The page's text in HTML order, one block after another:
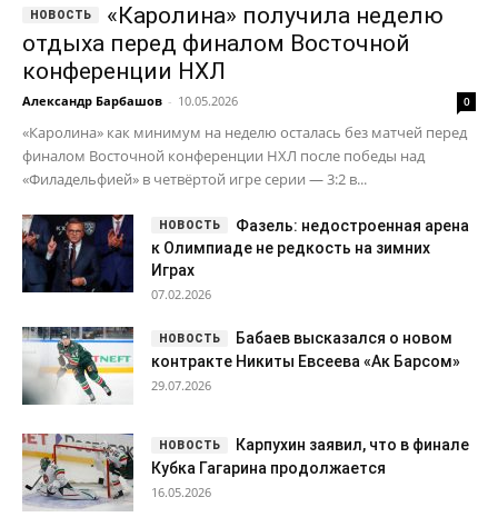
«Каролина» получила неделю
отдыха перед финалом Восточной
конференции НХЛ
Александр Барбашов - 10.05.2026 0
«Каролина» как минимум на неделю осталась без матчей перед
финалом Восточной конференции НХЛ после победы над
«Филадельфией» в четвёртой игре серии — 3:2 в...
Фазель: недостроенная арена
к Олимпиаде не редкость на зимних
Играх
07.02.2026
Бабаев высказался о новом
контракте Никиты Евсеева «Ак Барсом»
29.07.2026
Карпухин заявил, что в финале
Кубка Гагарина продолжается
16.05.2026